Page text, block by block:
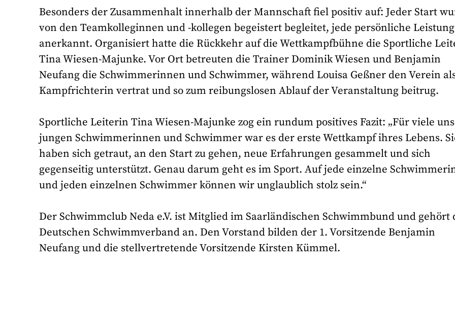
Besonders der Zusammenhalt innerhalb der Mannschaft fiel positiv auf: Jeder Start
von den Teamkolleginnen und -kollegen begeistert begleitet, jede persönliche Leistung
anerkannt. Organisiert hatte die Rückkehr auf die Wettkampfbühne die Sportliche
Tina Wiesen-Majunke. Vor Ort betreuten die Trainer Dominik Wiesen und Benjamin
Neufang die Schwimmerinnen und Schwimmer, während Louisa Geßner den Verein
Kampfrichterin vertrat und so zum reibungslosen Ablauf der Veranstaltung beitrug.
Sportliche Leiterin Tina Wiesen-Majunke zog ein rundum positives Fazit: „Für viele
jungen Schwimmerinnen und Schwimmer war es der erste Wettkampf ihres Lebens.
haben sich getraut, an den Start zu gehen, neue Erfahrungen gesammelt und sich
gegenseitig unterstützt. Genau darum geht es im Sport. Auf jede einzelne
und jeden einzelnen Schwimmer können wir unglaublich stolz sein.“
Der Schwimmclub Neda e.V. ist Mitglied im Saarländischen Schwimmbund und gehört
Deutschen Schwimmverband an. Den Vorstand bilden der 1. Vorsitzende Benjamin
Neufang und die stellvertretende Vorsitzende Kirsten Kümmel.